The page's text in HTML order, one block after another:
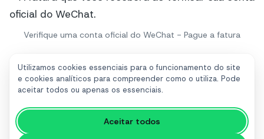
Utilizamos cookies essenciais para o funcionamento do site
e cookies analíticos para compreender como o utiliza. Pode
aceitar todos ou apenas os essenciais.
Aceitar todos
Verifique uma conta oficial do WeChat - Pague a fatura
Certifique-se de inserir as informações da conta
bancária exatamente como fornecidas. Caso
contrário, seu pagamento será rejeitado e você
poderá incorrer em taxas bancárias i.